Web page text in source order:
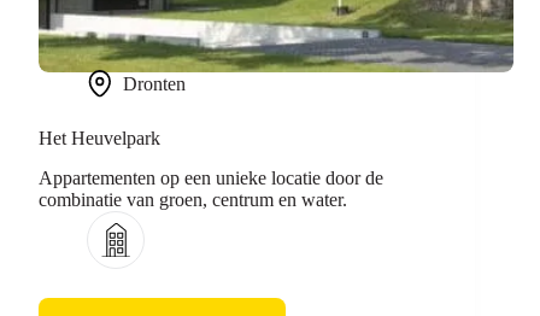
Dronten
Het Heuvelpark
Appartementen op een unieke locatie door de
combinatie van groen, centrum en water.